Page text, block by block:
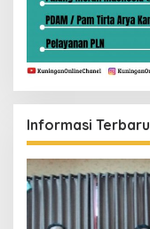
Informasi Terbaru